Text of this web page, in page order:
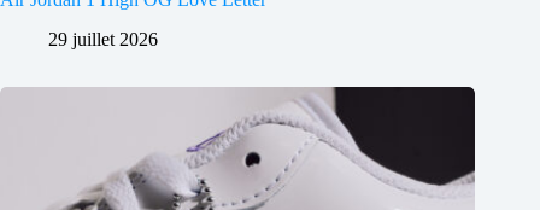
29 juillet 2026